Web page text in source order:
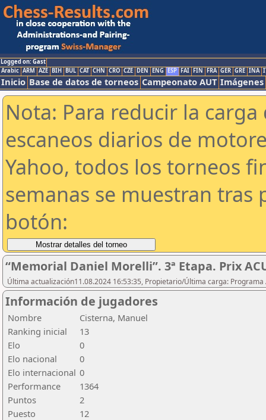
Logged on: Gast
Arabic ARM AZE BIH BUL CAT CHN CRO CZE DEN ENG ESP FAI FIN FRA GER GRE INA
Inicio Base de datos de torneos Campeonato AUT Imágenes
Nota: Para reducir la
escaneos diarios de
Yahoo, todos los torneos
semanas se muestran tras
botón:
“Memorial Daniel Morelli”. 3ª Etapa. Prix
Última actualización11.08.2024 16:53:35, Propietario/Última carga:
Información de jugadores
Nombre
Cisterna, Manuel
Ranking inicial
13
Elo
0
Elo nacional
0
Elo internacional 0
Performance
1364
Puntos
2
Puesto
12